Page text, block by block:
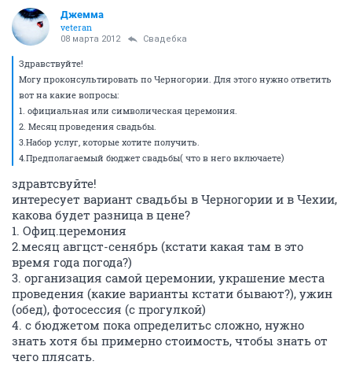
Джемма
veteran
08 марта 2012 Свадебка
Здравствуйте!
Могу проконсультировать по Черногории. Для этого нужно ответить
вот на какие вопросы:
1. официальная или символическая церемония.
2. Месяц проведения свадьбы.
3.Набор услуг, которые хотите получить.
4.Предполагаемый бюджет свадьбы( что в него включаете)
здравтсвуйте!
интересует вариант свадьбы в Черногории и в Чехии,
какова будет разница в цене?
1. Офиц.церемония
2.месяц авгцст-сенябрь (кстати какая там в это
время года погода?)
3. организация самой церемонии, украшение места
проведения (какие варианты кстати бывают?), ужин
(обед), фотосессия (с прогулкой)
4. с бюджетом пока определитьс сложно, нужно
знать хотя бы примерно стоимость, чтобы знать от
чего плясать.